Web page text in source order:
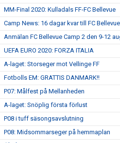
MM-Final 2020: Kulladals FF-FC Bellevue
Camp News: 16 dagar kvar till FC
Anmälan FC Bellevue Camp 2 den 9-12
UEFA EURO 2020: FORZA ITALIA
A-laget: Storseger mot Vellinge FF
Fotbolls EM: GRATTIS DANMARK!!
P07: Målfest på Mellanheden
A-laget: Snöplig första förlust
P08 i tuff säsongsavslutning
P08: Midsommarseger på hemmaplan